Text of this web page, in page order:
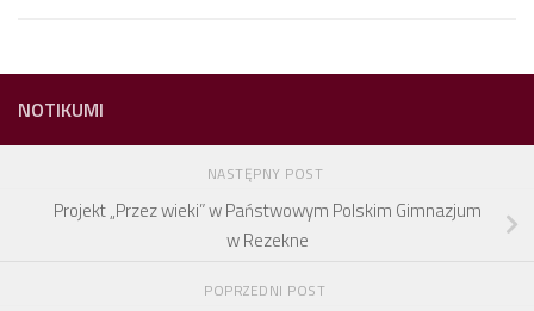
NOTIKUMI
NASTĘPNY POST
Projekt „Przez wieki” w Państwowym Polskim Gimnazjum
w Rezekne
POPRZEDNI POST